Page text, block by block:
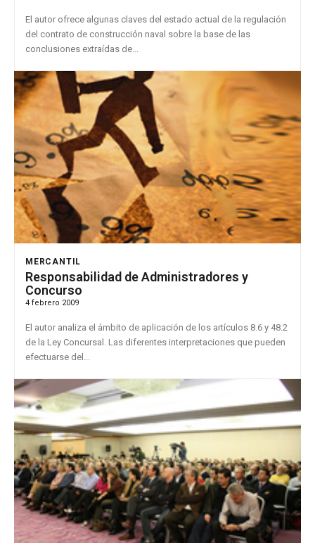
El autor ofrece algunas claves del estado actual de la regulación
del contrato de construcción naval sobre la base de las
conclusiones extraídas de...
MERCANTIL
Responsabilidad de Administradores y
Concurso
4 febrero 2009
El autor analiza el ámbito de aplicación de los artículos 8.6 y 48.2
de la Ley Concursal. Las diferentes interpretaciones que pueden
efectuarse del...